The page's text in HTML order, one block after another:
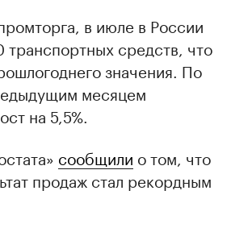
в июле в России
транспортных средств, что
значения. По
месяцем
на 5,5%.
сообщили о том, что
продаж стал рекордным